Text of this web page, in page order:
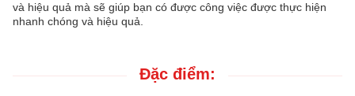
và hiệu quả mà sẽ giúp bạn có được công việc được thực hiện
nhanh chóng và hiệu quả.
Đặc điểm: